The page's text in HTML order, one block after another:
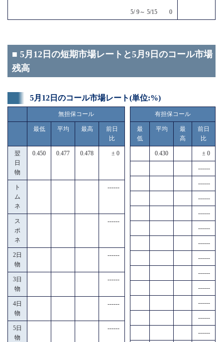
5/ 9～ 5/15 0
■ 5月12日の短期市場レートと5月9日のコール市場
残高
5月12日のコール市場レート(単位:%)
無担保コール
最低 平均 最高
前日
比
翌
日
物
0.450 0.477 0.478 ± 0
ト
ム
ネ
------
ス
ポ
ネ
------
2日
物
------
3日
物
------
4日
物
------
5日
物
------
有担保コール
最
低
平均
最
高
前日
比
0.430 ± 0
------
------
------
------
------
------
------
------
------
------
------
------